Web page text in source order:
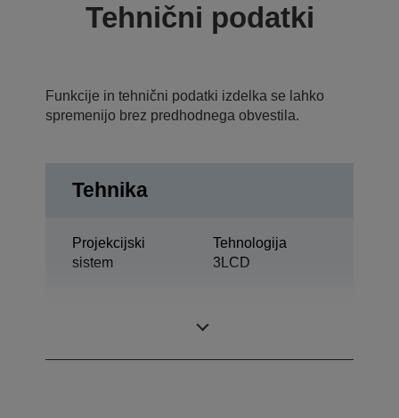
Tehnični podatki
Funkcije in tehnični podatki izdelka se lahko
spremenijo brez predhodnega obvestila.
Tehnika
Projekcijski
sistem
Tehnologija
3LCD